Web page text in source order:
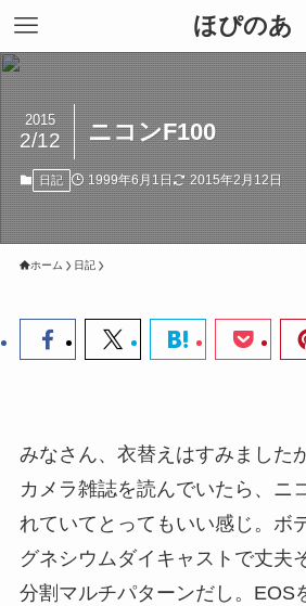
ほぴのあ
ニコンF100
2015
2/12
日記 1999年6月1日 2015年2月12日
ホーム 日記
みなさん、衣替えはすみました
カメラ雑誌を読んでいたら、ニ
れていてとってもいい感じ。ボ
グネシウムダイキャストで丈夫
分割マルチパターンだし。EOS